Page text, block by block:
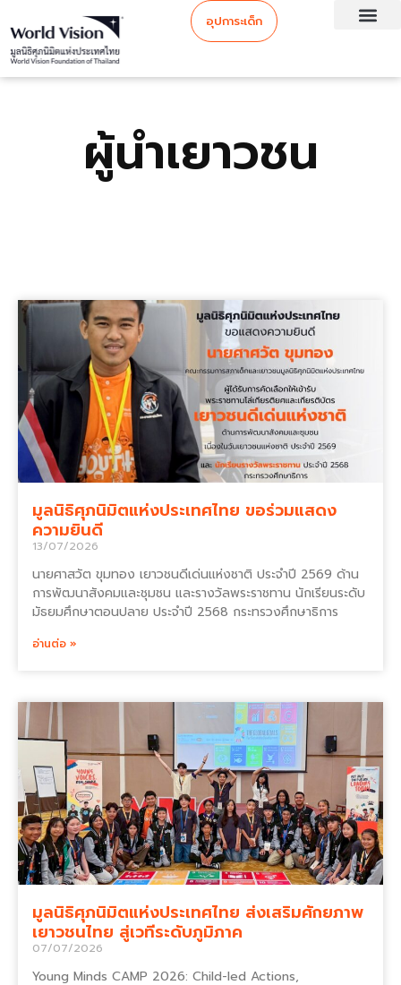
อุปการะเด็ก
ผู้นำเยาวชน
มูลนิธิศุภนิมิตแห่งประเทศไทย ขอร่วมแสดง
ความยินดี
13/07/2026
นายศาสวัต ขุมทอง เยาวชนดีเด่นแห่งชาติ ประจำปี 2569 ด้าน
การพัฒนาสังคมและชุมชน และรางวัลพระราชทาน นักเรียนระดับ
มัธยมศึกษาตอนปลาย ประจำปี 2568 กระทรวงศึกษาธิการ
อ่านต่อ »
มูลนิธิศุภนิมิตแห่งประเทศไทย ส่งเสริมศักยภาพ
เยาวชนไทย สู่เวทีระดับภูมิภาค
07/07/2026
Young Minds CAMP 2026: Child-led Actions,